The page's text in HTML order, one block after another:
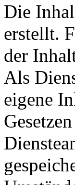
Die
erstellt.
der
Als
eigene